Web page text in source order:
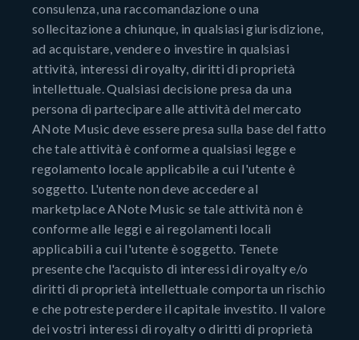
consulenza, una raccomandazione o una
sollecitazione a chiunque, in qualsiasi giurisdizione,
ad acquistare, vendere o investire in qualsiasi
attività, interessi di royalty, diritti di proprietà
intellettuale. Qualsiasi decisione presa da una
persona di partecipare alle attività del mercato
ANote Music deve essere presa sulla base del fatto
che tale attività è conforme a qualsiasi legge e
regolamento locale applicabile a cui l'utente è
soggetto. L'utente non deve accedere al
marketplace ANote Music se tale attività non è
conforme alle leggi e ai regolamenti locali
applicabili a cui l'utente è soggetto. Tenete
presente che l'acquisto di interessi di royalty e/o
diritti di proprietà intellettuale comporta un rischio
e che potreste perdere il capitale investito. Il valore
dei vostri interessi di royalty o diritti di proprietà